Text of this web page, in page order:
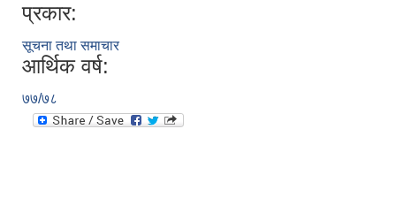
प्रकार:
सूचना तथा समाचार
आर्थिक वर्ष:
७७/७८